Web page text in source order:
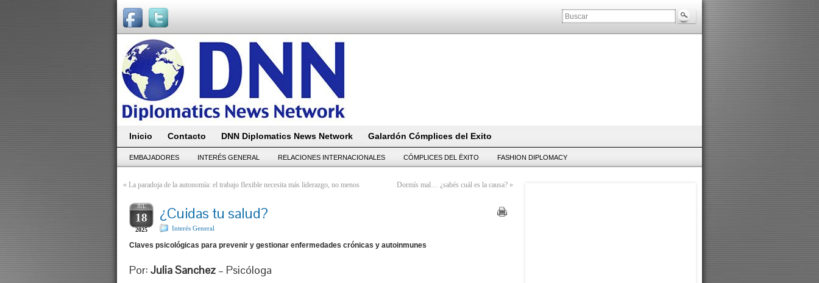
Inicio Contacto DNN Diplomatics News Network Galardón Cómplices del Exito
EMBAJADORES INTERÉS GENERAL RELACIONES INTERNACIONALES CÓMPLICES DEL ËXITO FASHION DIPLOMACY
« La paradoja de la autonomía: el trabajo flexible necesita más liderazgo, no menos Dormís mal… ¿sabés cuál es la causa? »
JUL
18
2025
¿Cuidas tu salud?
Interés General
Claves psicológicas para prevenir y gestionar enfermedades crónicas y autoinmunes
Por: Julia Sanchez – Psicóloga